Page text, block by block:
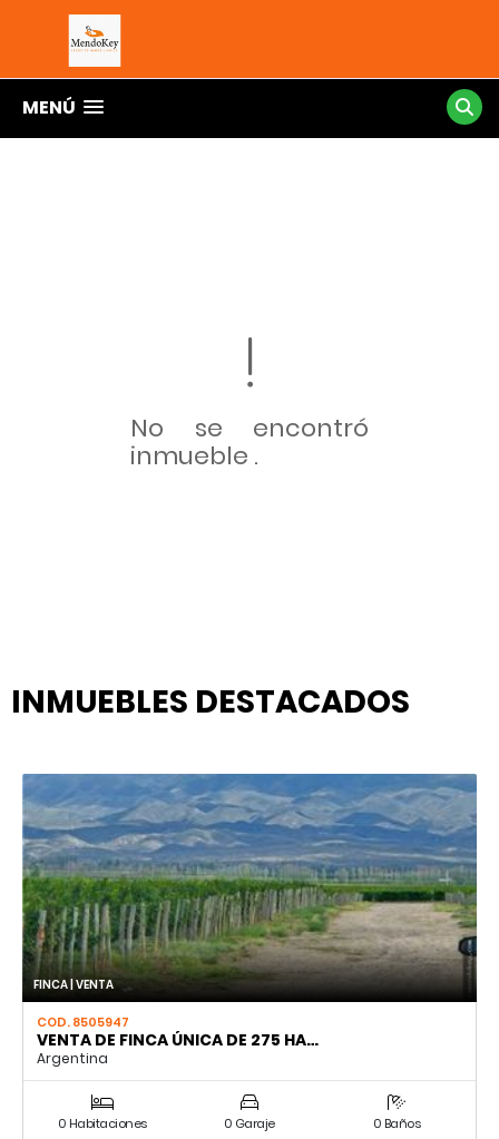
MENÚ
No se encontró
inmueble .
INMUEBLES DESTACADOS
FINCA | VENTA
COD. 8505947
VENTA DE FINCA ÚNICA DE 275 HA…
Argentina
0 Habitaciones 0 Garaje 0 Baños